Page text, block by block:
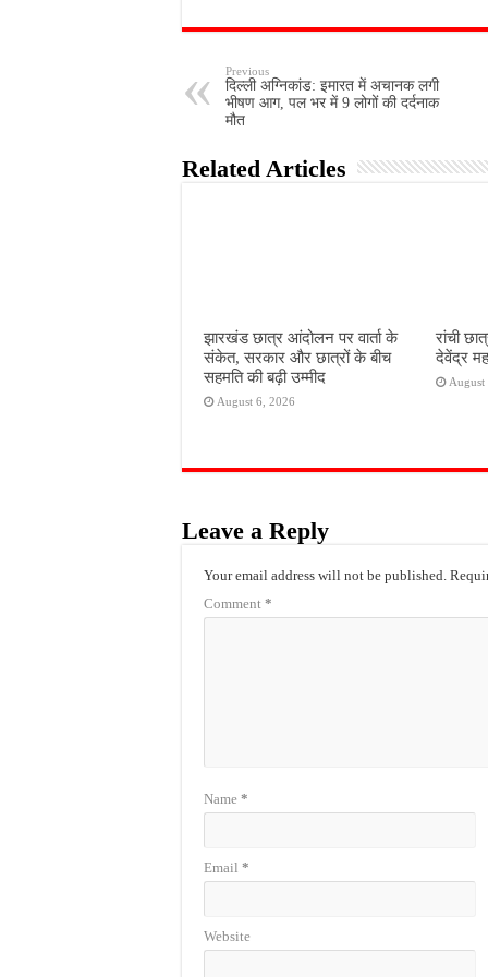
Previous
दिल्ली अग्निकांड: इमारत में अचानक लगी
भीषण आग, पल भर में 9 लोगों की दर्दनाक
मौत
Related Articles
झारखंड छात्र आंदोलन पर वार्ता के
संकेत, सरकार और छात्रों के बीच
सहमति की बढ़ी उम्मीद
August 6, 2026
रांची
देवेंद्र
August
Leave a Reply
Your email address will not be published.
Comment *
Name *
Email *
Website